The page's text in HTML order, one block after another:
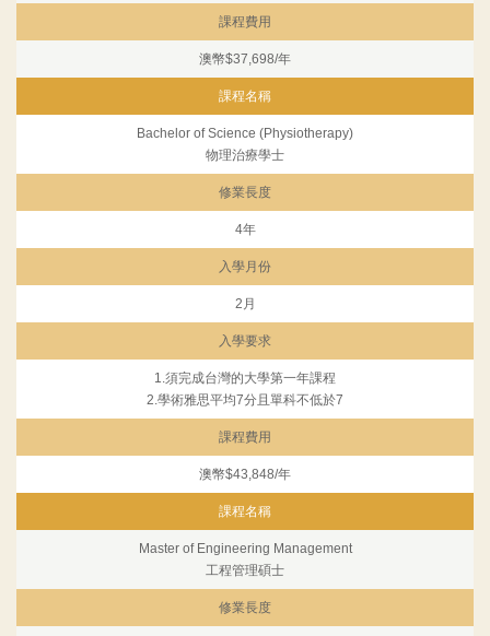
課程費用
澳幣$37,698/年
課程名稱
Bachelor of Science (Physiotherapy)
物理治療學士
修業長度
4年
入學月份
2月
入學要求
1.須完成台灣的大學第一年課程
2.學術雅思平均7分且單科不低於7
課程費用
澳幣$43,848/年
課程名稱
Master of Engineering Management
工程管理碩士
修業長度